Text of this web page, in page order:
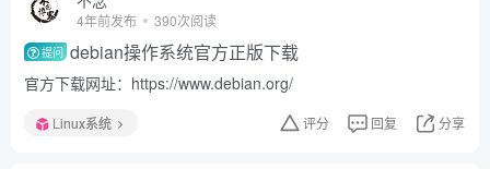
4年前发布 390次阅读
提问 debian操作系统官方正版下载
官方下载网址：https://www.debian.org/
Linux系统 评分 回复 分享